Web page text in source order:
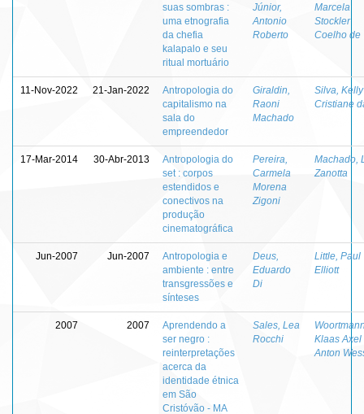
suas sombras :
uma etnografia
da chefia
kalapalo e seu
ritual mortuário
Júnior,
Antonio
Roberto
Marcela
Stockler
Coelho de
11-Nov-2022 21-Jan-2022
Antropologia do
capitalismo na
sala do
empreendedor
Giraldin,
Raoni
Machado
Silva, Kelly
Cristiane
17-Mar-2014 30-Abr-2013
Antropologia do
set : corpos
estendidos e
conectivos na
produção
cinematográfica
Pereira,
Carmela
Morena
Zigoni
Machado,
Zanotta
Jun-2007 Jun-2007
Antropologia e
ambiente : entre
transgressões e
sínteses
Deus,
Eduardo
Di
Little, Paul
Elliott
2007 2007
Aprendendo a
ser negro :
reinterpretações
acerca da
identidade étnica
em São
Cristóvão - MA
Sales, Lea
Rocchi
Klaas Axel
Anton